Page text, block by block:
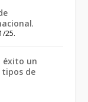
.
25.
éxito un
de